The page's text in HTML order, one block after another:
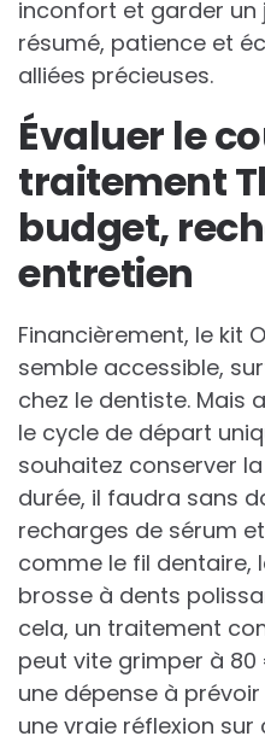
inconfort et garder un
résumé, patience et
alliées précieuses.
Évaluer le
traitement
budget,
entretien
Financièrement, le kit
semble accessible,
chez le dentiste. Mais
le cycle de départ
souhaitez conserver
durée, il faudra sans
recharges de sérum
comme le fil dentaire,
brosse à dents
cela, un traitement
peut vite grimper à 80
une dépense à
une vraie réflexion